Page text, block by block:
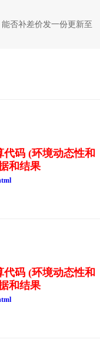
否补差价发一份更新至
代码 (环境动态性和
和结果
代码 (环境动态性和
和结果